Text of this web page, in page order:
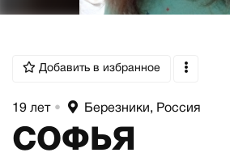
Добавить в избранное
19 лет • Березники, Россия
СОФЬЯ